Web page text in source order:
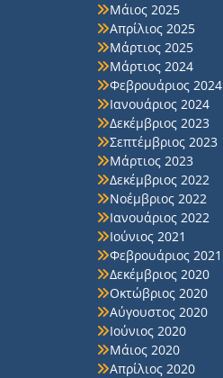
Μάιος 2025
Απρίλιος 2025
Μάρτιος 2025
Μάρτιος 2024
Φεβρουάριος 2024
Ιανουάριος 2024
Δεκέμβριος 2023
Σεπτέμβριος 2023
Μάρτιος 2023
Δεκέμβριος 2022
Νοέμβριος 2022
Ιανουάριος 2022
Ιούνιος 2021
Φεβρουάριος 2021
Δεκέμβριος 2020
Οκτώβριος 2020
Αύγουστος 2020
Ιούνιος 2020
Μάιος 2020
Απρίλιος 2020